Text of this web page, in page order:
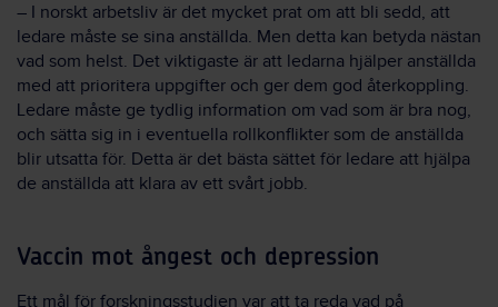
– I norskt arbetsliv är det mycket prat om att bli sedd, att
ledare måste se sina anställda. Men detta kan betyda nästan
vad som helst. Det viktigaste är att ledarna hjälper anställda
med att prioritera uppgifter och ger dem god återkoppling.
Ledare måste ge tydlig information om vad som är bra nog,
och sätta sig in i eventuella rollkonflikter som de anställda
blir utsatta för. Detta är det bästa sättet för ledare att hjälpa
de anställda att klara av ett svårt jobb.
Vaccin mot ångest och depression
Ett mål för forskningsstudien var att ta reda vad på